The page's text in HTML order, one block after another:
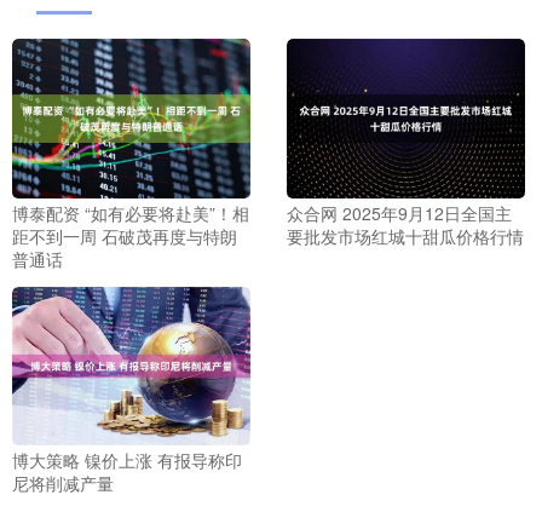
博泰配资 “如有必要将赴美”！相
距不到一周 石破茂再度与特朗
普通话
众合网 2025年9月12日全国主
要批发市场红城十甜瓜价格行情
博大策略 镍价上涨 有报导称印
尼将削减产量